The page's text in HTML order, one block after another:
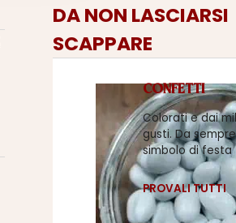
DA NON LASCIARSI
SCAPPARE
CONFETTI
Colorati e dai
gusti. Da sempre
simbolo di festa
PROVALI TUTTI